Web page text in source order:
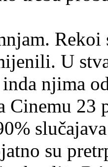
Rekoi
U
njima
Cinemu 23
su